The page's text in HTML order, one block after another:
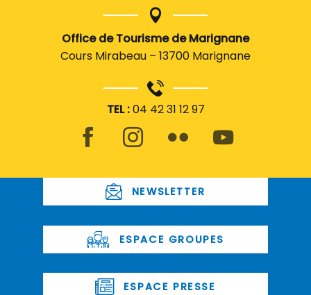
Office de Tourisme de Marignane
Cours Mirabeau – 13700 Marignane
TEL :04 42 31 12 97
NEWSLETTER
ESPACE GROUPES
ESPACE PRESSE